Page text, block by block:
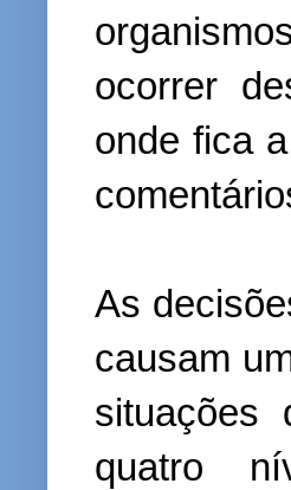
ocorrer
onde fica
As
causam
situações
quatro